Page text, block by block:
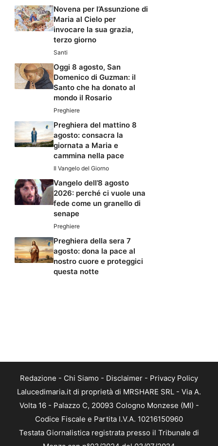
Novena per l’Assunzione di
Maria al Cielo per
invocare la sua grazia,
terzo giorno
Santi
Oggi 8 agosto, San
Domenico di Guzman: il
Santo che ha donato al
mondo il Rosario
Preghiere
Preghiera del mattino 8
agosto: consacra la
giornata a Maria e
cammina nella pace
Il Vangelo del Giorno
Vangelo dell’8 agosto
2026: perché ci vuole una
fede come un granello di
senape
Preghiere
Preghiera della sera 7
agosto: dona la pace al
nostro cuore e proteggici
questa notte
Redazione - Chi Siamo - Disclaimer - Privacy Policy
Lalucedimaria.it di proprietà di MRSHARE SRL - Via A.
Volta 16 - Palazzo C, 20093 Cologno Monzese (MI) -
Codice Fiscale e Partita I.V.A. 10216150960
Testata Giornalistica registrata presso il Tribunale di